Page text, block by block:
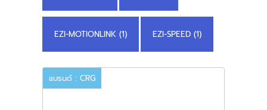
EZI-MOTIONLINK (1) EZI-SPEED (1)
แบรนด์ : CRG